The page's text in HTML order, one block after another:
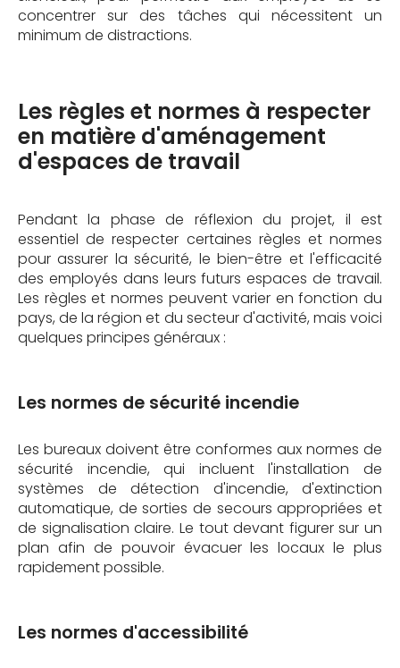
concentrer sur des tâches qui nécessitent un
minimum de distractions.
Les règles et normes à respecter
en matière d'aménagement
d'espaces de travail
Pendant la phase de réflexion du projet, il est
essentiel de respecter certaines règles et normes
pour assurer la sécurité, le bien-être et l'efficacité
des employés dans leurs futurs espaces de travail.
Les règles et normes peuvent varier en fonction du
pays, de la région et du secteur d'activité, mais voici
quelques principes généraux :
Les normes de sécurité incendie
Les bureaux doivent être conformes aux normes de
sécurité incendie, qui incluent l'installation de
systèmes de détection d'incendie, d'extinction
automatique, de sorties de secours appropriées et
de signalisation claire. Le tout devant figurer sur un
plan afin de pouvoir évacuer les locaux le plus
rapidement possible.
Les normes d'accessibilité